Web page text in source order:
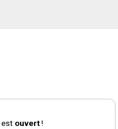
est ouvert!